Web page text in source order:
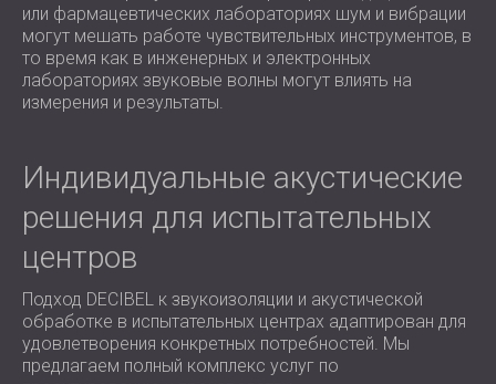
АУДИОЛОГИЧЕСКОЙ ОТРАСЛИ
ЗВУКОИЗОЛЯЦИОННЫЕ И
АКУСТИЧЕСКИЕ РЕШЕНИЯ ДЛЯ
ЦЕНТРОВ ОБРАБОТКИ ДАННЫХ
или фармацевтических лабораториях шум и вибрации
могут мешать работе чувствительных инструментов, в
то время как в инженерных и электронных
лабораториях звуковые волны могут влиять на
измерения и результаты.
Индивидуальные акустические
решения для испытательных
центров
Подход DECIBEL к звукоизоляции и акустической
обработке в испытательных центрах адаптирован для
удовлетворения конкретных потребностей. Мы
предлагаем полный комплекс услуг по